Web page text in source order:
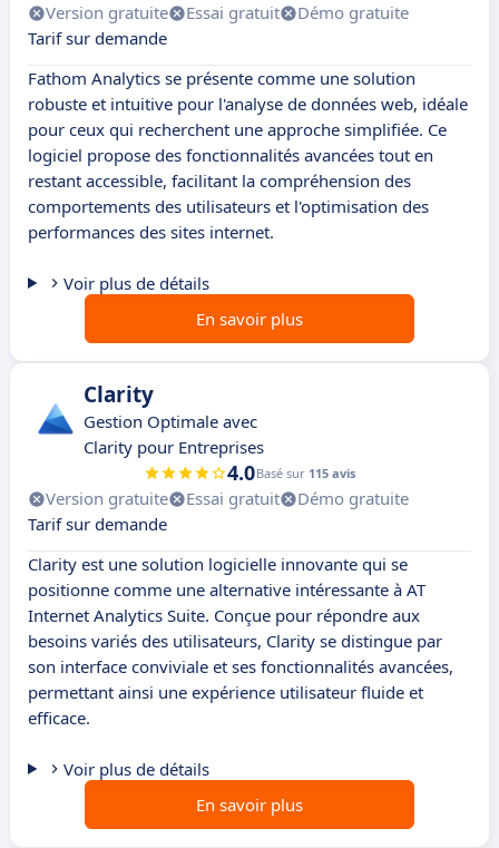
Version gratuite Essai gratuit
Démo gratuite
Tarif sur demande
Fathom Analytics se présente comme une solution
robuste et intuitive pour l'analyse de données web, idéale
pour ceux qui recherchent une approche simplifiée. Ce
logiciel propose des fonctionnalités avancées tout en
restant accessible, facilitant la compréhension des
comportements des utilisateurs et l'optimisation des
performances des sites internet.
Voir plus de détails
En savoir plus
Clarity
Gestion Optimale avec
Clarity pour Entreprises
4.0Basé sur 115 avis
Version gratuite Essai gratuit
Démo gratuite
Tarif sur demande
Clarity est une solution logicielle innovante qui se
positionne comme une alternative intéressante à AT
Internet Analytics Suite. Conçue pour répondre aux
besoins variés des utilisateurs, Clarity se distingue par
son interface conviviale et ses fonctionnalités avancées,
permettant ainsi une expérience utilisateur fluide et
efficace.
Voir plus de détails
En savoir plus